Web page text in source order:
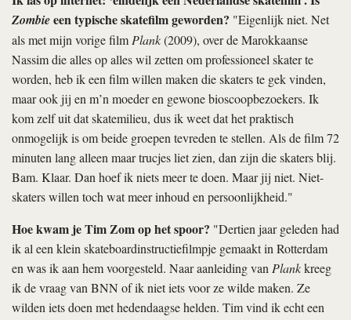
Zombieeen typische skatefilm geworden? "Eigenlijk niet. Net
als met mijn vorige filmPlank(2009), over de Marokkaanse
Nassim die alles op alles wil zetten om professioneel skater te
worden, heb ik een film willen maken die skaters te gek vinden,
maar ook jij en m’n moeder en gewone bioscoopbezoekers. Ik
kom zelf uit dat skatemilieu, dus ik weet dat het praktisch
onmogelijk is om beide groepen tevreden te stellen. Als de film 72
minuten lang alleen maar trucjes liet zien, dan zijn die skaters blij.
Bam. Klaar. Dan hoef ik niets meer te doen. Maar jij niet. Niet-
skaters willen toch wat meer inhoud en persoonlijkheid."
Hoe kwam je Tim Zom op het spoor? "Dertien jaar geleden had
ik al een klein skateboardinstructiefilmpje gemaakt in Rotterdam
en was ik aan hem voorgesteld. Naar aanleiding vanPlankkreeg
ik de vraag van BNN of ik niet iets voor ze wilde maken. Ze
wilden iets doen met hedendaagse helden. Tim vind ik echt een